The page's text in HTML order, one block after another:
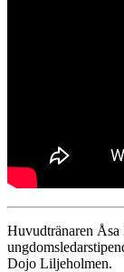
Huvudtränaren Åsa
Dojo Liljeholmen.